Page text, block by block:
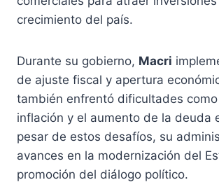
crecimiento del país.
Durante su gobierno, Macri
de ajuste fiscal y apertura
también enfrentó dificultades
inflación y el aumento de la deuda
pesar de estos desafíos, su
avances en la modernización del
promoción del diálogo político.